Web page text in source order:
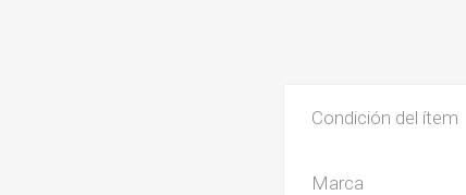
Condición del ítem
Marca